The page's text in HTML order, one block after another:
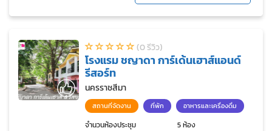
(0 รีวิว)
โรงแรม ชญาดา การ์เด้นเฮาส์แอนด์
รีสอร์ท
นครราชสีมา
สถานที่จัดงาน ที่พัก อาหารและเครื่องดื่ม
จำนวนห้องประชุม
5 ห้อง